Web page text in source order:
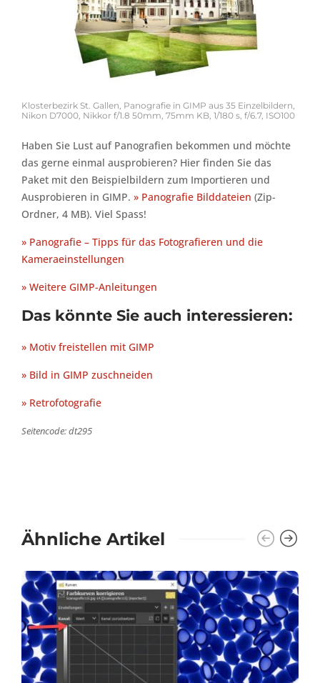
Klosterbezirk St. Gallen, Panografie in GIMP aus 35 Einzelbildern,
Nikon D7000, Nikkor f/1.8 50mm, 75mm KB, 1/180 s, f/6.7, ISO100
Haben Sie Lust auf Panografien bekommen und möchte
das gerne einmal ausprobieren? Hier finden Sie das
Paket mit den Beispielbildern zum Importieren und
Ausprobieren in GIMP. » Panografie Bilddateien (Zip-
Ordner, 4 MB). Viel Spass!
» Panografie – Tipps für das Fotografieren und die
Kameraeinstellungen
» Weitere GIMP-Anleitungen
Das könnte Sie auch interessieren:
» Motiv freistellen mit GIMP
» Bild in GIMP zuschneiden
» Retrofotografie
Seitencode: dt295
Ähnliche Artikel